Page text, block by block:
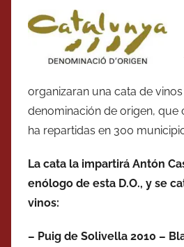
organizaran una cata de
denominación de origen,
ha repartidas en 300
La cata la impartirá Antón
enólogo de esta D.O., y se
vinos:
– Puig de Solivella 2010 –